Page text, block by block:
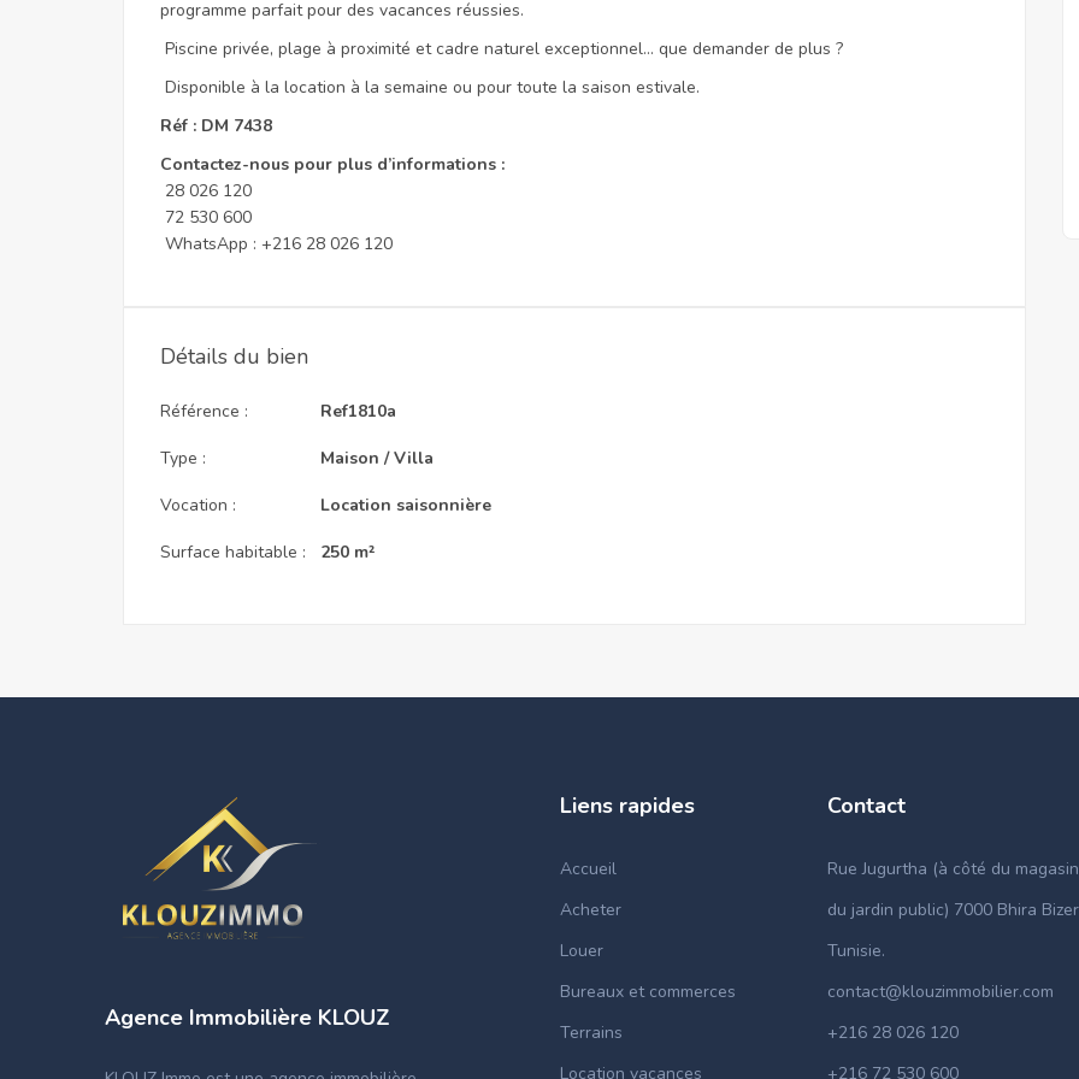
programme parfait pour des vacances réussies.
Piscine privée, plage à proximité et cadre naturel exceptionnel… que demander de plus ?
Disponible à la location à la semaine ou pour toute la saison estivale.
Réf : DM 7438
Contactez-nous pour plus d’informations :
28 026 120
72 530 600
WhatsApp : +216 28 026 120
Détails du bien
Référence :
Type :
Vocation :
Surface habitable :
Ref1810a
Maison / Villa
Location saisonnière
250 m²
Agence Immobilière KLOUZ
Liens rapides
Accueil
Acheter
Louer
Bureaux et commerces
Terrains
Location vacances
Contact
Rue Jugurtha (à côté du
du jardin public) 7000 Bhira
Tunisie.
contact@klouzimmobilier.com
+216 28 026 120
+216 72 530 600